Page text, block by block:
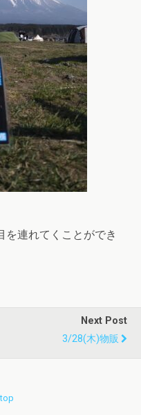
を連れてくことができ
Next Post
3/28(木)物販